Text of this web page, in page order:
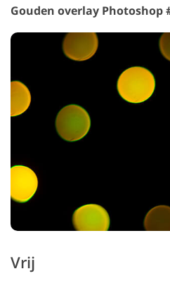
Gouden overlay Photoshop
Vrij